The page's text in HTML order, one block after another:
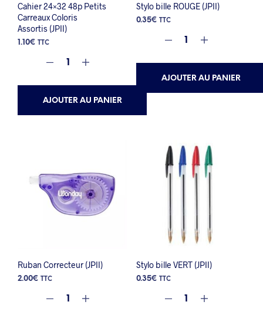
Cahier 24×32 48p Petits
Carreaux Coloris
Assortis (JPII)
1.10€ TTC
AJOUTER AU PANIER
Stylo bille ROUGE (JPII)
0.35€ TTC
AJOUTER AU PANIER
Ruban Correcteur (JPII)
2.00€ TTC
Stylo bille VERT (JPII)
0.35€ TTC